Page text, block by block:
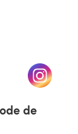
onglet)
dans un(s'ouvre
de